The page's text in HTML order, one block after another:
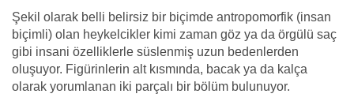
Şekil olarak belli belirsiz bir biçimde antropomorfik (insan
biçimli) olan heykelcikler kimi zaman göz ya da örgülü saç
gibi insani özelliklerle süslenmiş uzun bedenlerden
oluşuyor. Figürinlerin alt kısmında, bacak ya da kalça
olarak yorumlanan iki parçalı bir bölüm bulunuyor.